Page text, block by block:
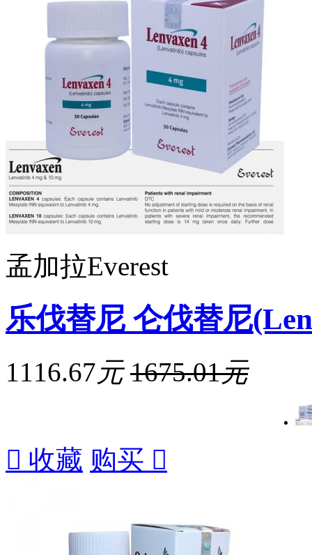
孟加拉Everest
乐伐替尼 仑伐替尼
1116.67元 1675.01元
 收藏 购买 